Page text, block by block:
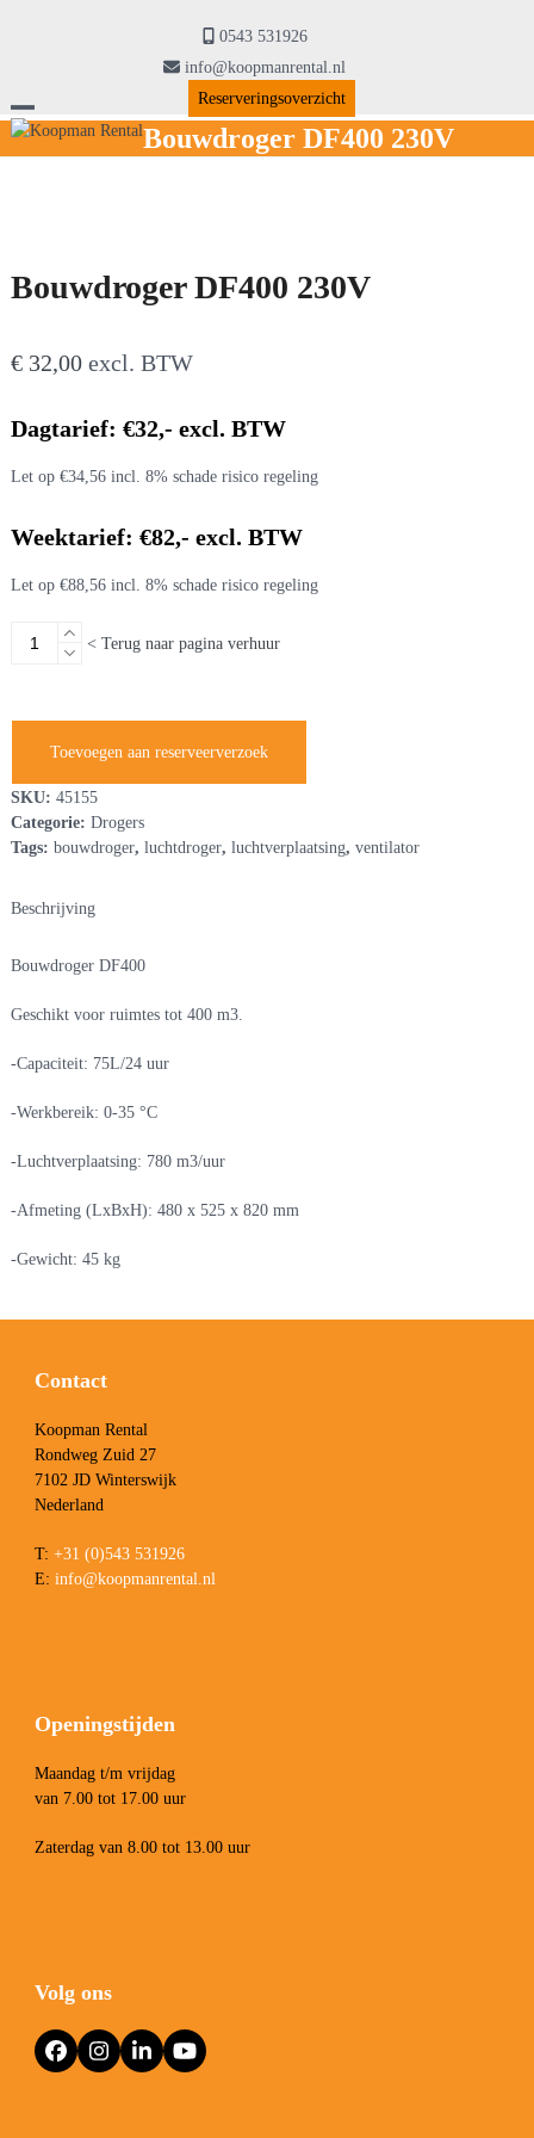
0543 531926
info@koopmanrental.nl
Reserveringsoverzicht
Open
Close
Bouwdroger DF400 230V
Bouwdroger DF400 230V
€32,00excl. BTW
Dagtarief: €32,- excl. BTW
Let op €34,56 incl. 8% schade risico regeling
Weektarief: €82,- excl. BTW
Let op €88,56 incl. 8% schade risico regeling
Bouwdroger
< Terug naar pagina verhuur
Toevoegen aan reserveerverzoek
SKU: 45155
Categorie: Drogers
Tags: bouwdroger, luchtdroger, luchtverplaatsing, ventilator
Beschrijving
Bouwdroger DF400
Geschikt voor ruimtes tot 400 m3.
-Capaciteit: 75L/24 uur
-Werkbereik: 0-35 °C
-Luchtverplaatsing: 780 m3/uur
-Afmeting (LxBxH): 480 x 525 x 820 mm
-Gewicht: 45 kg
Contact
Koopman Rental
Rondweg Zuid 27
7102 JD Winterswijk
Nederland
T: +31 (0)543 531926
E: info@koopmanrental.nl
Openingstijden
Maandag t/m vrijdag
van 7.00 tot 17.00 uur
Zaterdag van 8.00 tot 13.00 uur
Volg ons
FacebookInstagram
LinkedInYouTube